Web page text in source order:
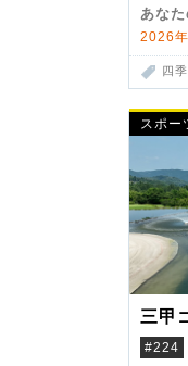
あな
2026
四季
スポー
三甲
#224